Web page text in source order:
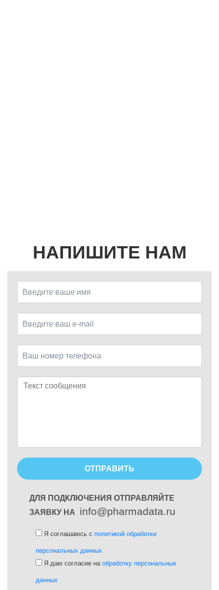
НАПИШИТЕ НАМ
ДЛЯ ПОДКЛЮЧЕНИЯ ОТПРАВЛЯЙТЕ
ЗАЯВКУ НА
info@pharmadata.ru
Я соглашаюсь с политикой обработки
персональных данных
Я даю согласие наобработку персональных
данных